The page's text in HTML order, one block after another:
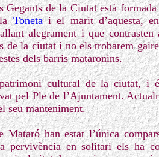
Gegants de la Ciutat està
laTonetai el marit d’aquesta,
alegrament i que
de la ciutat i no els trobarem
dels barris mataronins.
cultural de la ciutat, i
pel Ple de l’Ajuntament.
seu manteniment.
Mataró han estat l’única
pervivència en solitari els ha